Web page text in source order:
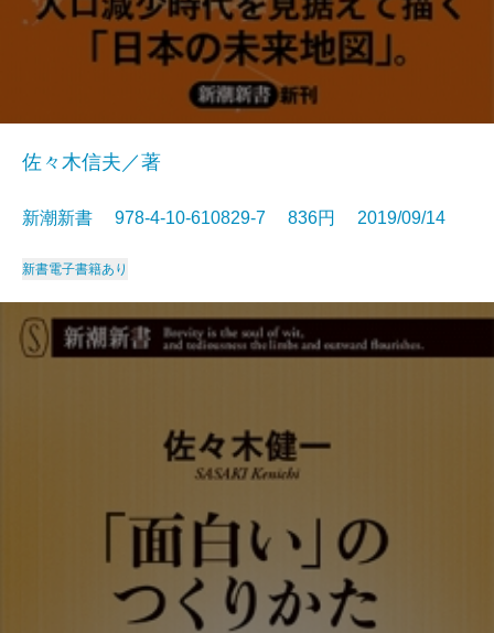
佐々木信夫／著
新潮新書 978-4-10-610829-7 836円 2019/09/14
新書電子書籍あり